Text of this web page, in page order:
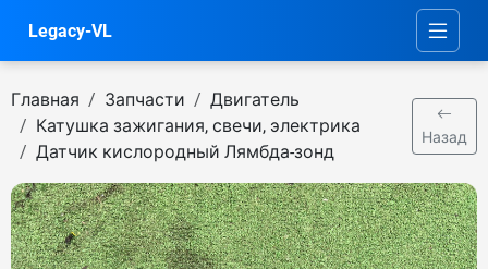
Legacy-VL
Главная Запчасти
Двигатель
Катушка зажигания, свечи, электрика
Датчик кислородный Лямбда-зонд
Назад